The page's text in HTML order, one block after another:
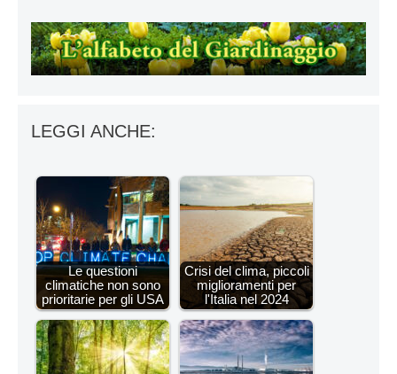
LEGGI ANCHE:
Le questioni
climatiche non sono
prioritarie per gli USA
Crisi del clima, piccoli
miglioramenti per
l'Italia nel 2024